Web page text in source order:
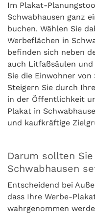
Im Plakat-
Schwabhausen ganz
buchen. Wählen Sie
Werbeflächen in
befinden sich neben
auch Litfaßsäulen
Sie die Einwohner
Steigern Sie durch
in der Öffentlichkeit
Plakat in
und kaufkräftige
Darum sollten
Schwabhausen
Entscheidend bei
dass Ihre Werbe-
wahrgenommen